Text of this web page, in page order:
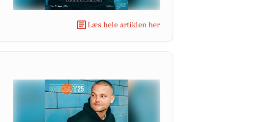
Læs hele artiklen her